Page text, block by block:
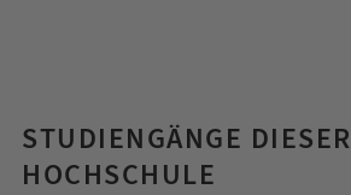
STUDIENGÄNGE DIESER
HOCHSCHULE